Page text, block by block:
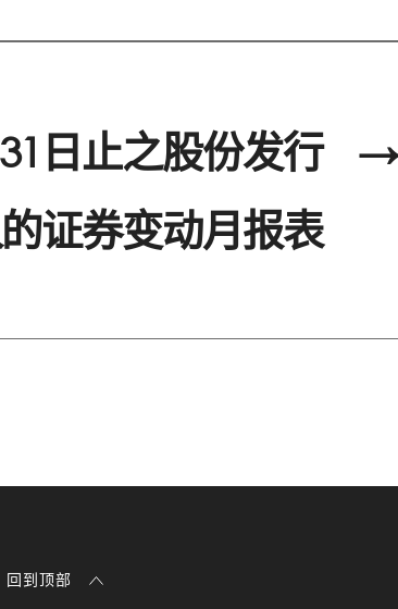
→
日止之股份发行
证券变动月报表
回到顶部